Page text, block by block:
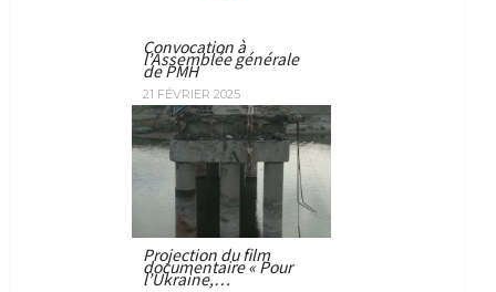
Convocation à
l’Assemblée générale
de PMH
21 FÉVRIER 2025
Projection du film
documentaire « Pour
l’Ukraine,…